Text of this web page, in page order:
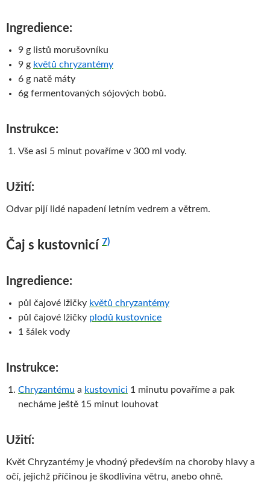
Ingredience:
9 g listů morušovníku
9 g květů chryzantémy
6 g natě máty
6g fermentovaných sójových bobů.
Instrukce:
Vše asi 5 minut povaříme v 300 ml vody.
Užití:
Odvar pijí lidé napadení letním vedrem a větrem.
Čaj s kustovnicí 7)
Ingredience:
půl čajové lžičky květů chryzantémy
půl čajové lžičky plodů kustovnice
1 šálek vody
Instrukce:
Chryzantému a kustovnici 1 minutu povaříme a pak
necháme ještě 15 minut louhovat
Užití:
Květ Chryzantémy je vhodný především na choroby hlavy a
očí, jejichž příčinou je škodlivina větru, anebo ohně.